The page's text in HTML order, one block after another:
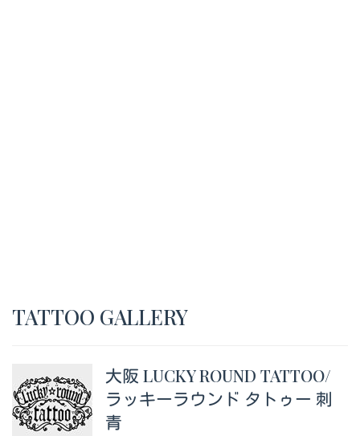
TATTOO GALLERY
大阪 LUCKY ROUND TATTOO/
ラッキーラウンド タトゥー 刺
青